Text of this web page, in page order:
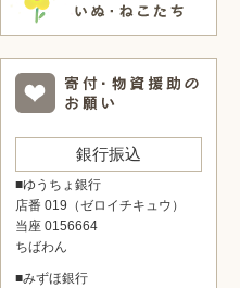
銀行振込
■ゆうちょ銀行
店番 019（ゼロイチキュウ）
当座 0156664
ちばわん
■みずほ銀行